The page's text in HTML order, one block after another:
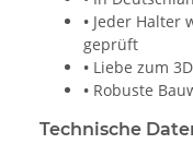
• Jeder Halter
geprüft
• Liebe zum
• Robuste
Technische